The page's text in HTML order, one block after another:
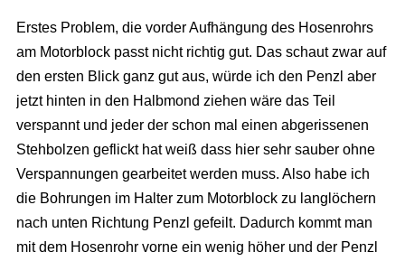
Erstes Problem, die vorder Aufhängung des Hosenrohrs
am Motorblock passt nicht richtig gut. Das schaut zwar auf
den ersten Blick ganz gut aus, würde ich den Penzl aber
jetzt hinten in den Halbmond ziehen wäre das Teil
verspannt und jeder der schon mal einen abgerissenen
Stehbolzen geflickt hat weiß dass hier sehr sauber ohne
Verspannungen gearbeitet werden muss. Also habe ich
die Bohrungen im Halter zum Motorblock zu langlöchern
nach unten Richtung Penzl gefeilt. Dadurch kommt man
mit dem Hosenrohr vorne ein wenig höher und der Penzl